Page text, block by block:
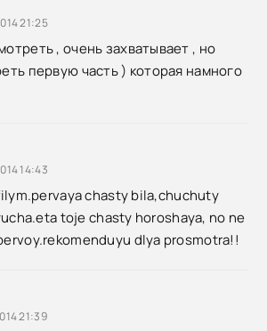
21:25
, очень захватывает , но
первую часть ) которая намного
14:43
chasty bila,chuchuty
toje chasty horoshaya, no ne
dlya prosmotra!!
21:39